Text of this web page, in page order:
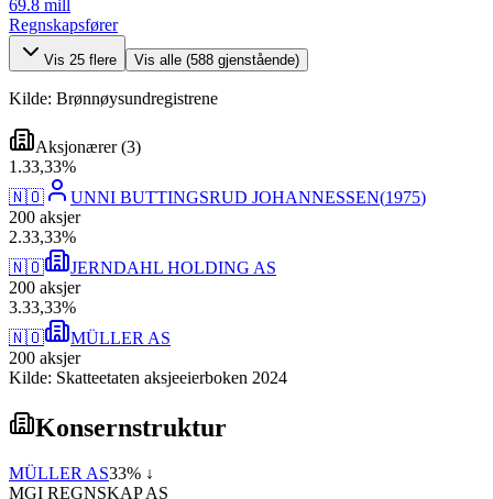
69.8 mill
Regnskapsfører
Vis 25 flere Vis alle (588 gjenstående)
Kilde: Brønnøysundregistrene
Aksjonærer(3)
1 .33,33%
🇳🇴
UNNI BUTTINGSRUD JOHANNESSEN(1975)
200 aksjer
2.33,33%
🇳🇴
JERNDAHL HOLDING AS
200 aksjer
3.33,33%
🇳🇴
MÜLLER AS
200 aksjer
Kilde: Skatteetaten aksjeeierboken 2024
Konsernstruktur
MÜLLER AS33% ↓
MGI REGNSKAP AS